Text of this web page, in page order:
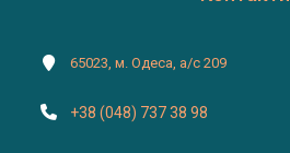
65023, м. Одеса, а/с 209
+38 (048) 737 38 98